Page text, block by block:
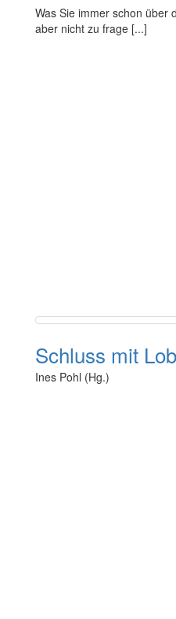
Was Sie immer schon über
aber nicht zu frage [...]
Schluss mit
Ines Pohl (Hg.)